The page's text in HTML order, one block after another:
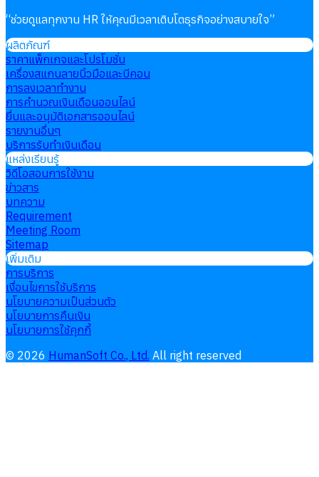
“ช่วยดูแลทุกงาน HR ให้คุณมีเวลาเติบโตธุรกิจอย่างสบายใจ”
ผลิตภัณฑ์
ราคาแพ็กเกจและโปรโมชั่น
เครื่องสแกนลายนิ้วมือและบีคอน
การลงเวลาทำงาน
การคำนวณเงินเดือนออนไลน์
ยื่นและอนุมัติเอกสารออนไลน์
รายงานอื่นๆ
บริการรับทำเงินเดือน
แหล่งเรียนรู้
วิดีโอสอนการใช้งาน
ข่าวสาร
บทความ
Requirement
Meeting Room
Sitemap
เพิ่มเติม
การบริการ
เงื่อนไขการใช้บริการ
นโยบายความเป็นส่วนตัว
นโยบายการคืนเงิน
นโยบายการใช้คุกกี้
© 2026 HumanSoft Co., Ltd. All right reserved